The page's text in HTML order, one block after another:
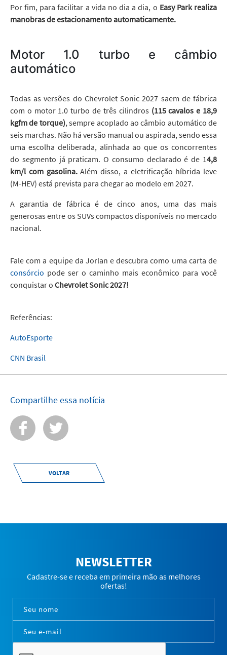
Por fim, para facilitar a vida no dia a dia, o Easy Park realiza
manobras de estacionamento automaticamente.
Motor 1.0 turbo e câmbio
automático
Todas as versões do Chevrolet Sonic 2027 saem de fábrica
com o motor 1.0 turbo de três cilindros(115 cavalos e 18,9
kgfm de torque), sempre acoplado ao câmbio automático de
seis marchas. Não há versão manual ou aspirada, sendo essa
uma escolha deliberada, alinhada ao que os concorrentes
do segmento já praticam. O consumo declarado é de 14,8
km/l com gasolina.Além disso, a eletrificação híbrida leve
(M-HEV) está prevista para chegar ao modelo em 2027.
A garantia de fábrica é de cinco anos, uma das mais
generosas entre os SUVs compactos disponíveis no mercado
nacional.
Fale com a equipe da Jorlan e descubra como uma carta de
consórcio pode ser o caminho mais econômico para você
conquistar o Chevrolet Sonic 2027!
Referências:
AutoEsporte
CNN Brasil
Compartilhe essa notícia
VOLTAR
NEWSLETTER
Cadastre-se e receba em primeira mão as melhores
ofertas!